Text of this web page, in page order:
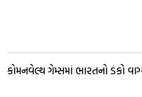
કોમનવેલ્થ ગેમ્સમાં ભારતનો ડંકો